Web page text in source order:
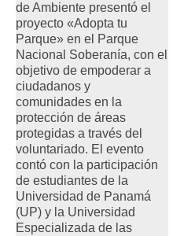
de Ambiente presentó el
proyecto «Adopta tu
Parque» en el Parque
Nacional Soberanía, con el
objetivo de empoderar a
ciudadanos y
comunidades en la
protección de áreas
protegidas a través del
voluntariado. El evento
contó con la participación
de estudiantes de la
Universidad de Panamá
(UP) y la Universidad
Especializada de las